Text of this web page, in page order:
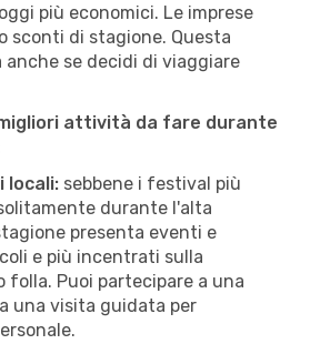
più economici. Le imprese
sconti di stagione. Questa
se decidi di viaggiare
attività da fare durante
locali: sebbene i festival più
durante l'alta
presenta eventi e
e più incentrati sulla
folla. Puoi partecipare a una
una visita guidata per